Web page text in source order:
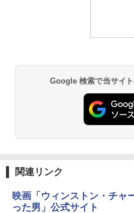
Google 検索で当サイ
関連リンク
映画「ウィンストン・チャ
った男」公式サイト